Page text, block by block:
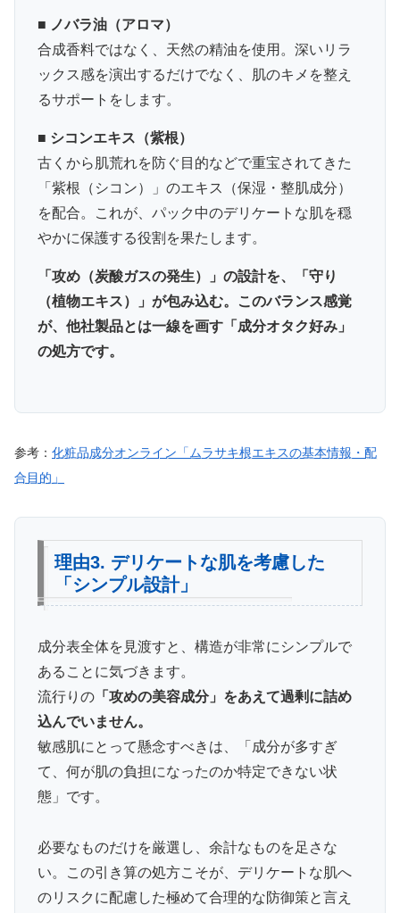
■ ノバラ油（アロマ）
合成香料ではなく、天然の精油を使用。深いリラ
ックス感を演出するだけでなく、肌のキメを整え
るサポートをします。
■ シコンエキス（紫根）
古くから肌荒れを防ぐ目的などで重宝されてきた
「紫根（シコン）」のエキス（保湿・整肌成分）
を配合。これが、パック中のデリケートな肌を穏
やかに保護する役割を果たします。
「攻め（炭酸ガスの発生）」の設計を、「守り
（植物エキス）」が包み込む。このバランス感覚
が、他社製品とは一線を画す「成分オタク好み」
の処方です。
参考： 化粧品成分オンライン「ムラサキ根エキスの基本情報・配
合目的」
理由3. デリケートな肌を考慮した
「シンプル設計」
成分表全体を見渡すと、構造が非常にシンプルで
あることに気づきます。
流行りの 「攻めの美容成分」をあえて過剰に詰め
込んでいません。
敏感肌にとって懸念すべきは、「成分が多すぎ
て、何が肌の負担になったのか特定できない状
態」です。
必要なものだけを厳選し、余計なものを足さな
い。この引き算の処方こそが、デリケートな肌へ
のリスクに配慮した極めて合理的な防御策と言え